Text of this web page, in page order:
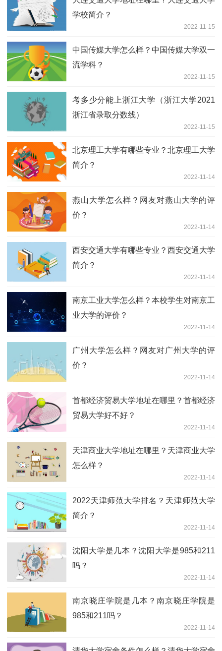
学校简介？
2022-11-15
中国传媒大学怎么样？中国传媒大学双一
流学科？
2022-11-15
考多少分能上浙江大学（浙江大学2021
浙江省录取分数线）
2022-11-15
北京理工大学有哪些专业？北京理工大学
简介？
2022-11-14
燕山大学怎么样？网友对燕山大学的评
价？
2022-11-14
西安交通大学有哪些专业？西安交通大学
简介？
2022-11-14
南京工业大学怎么样？本校学生对南京工
业大学的评价？
2022-11-14
广州大学怎么样？网友对广州大学的评
价？
2022-11-14
首都经济贸易大学地址在哪里？首都经济
贸易大学好不好？
2022-11-14
天津商业大学地址在哪里？天津商业大学
怎么样？
2022-11-14
2022天津师范大学排名？天津师范大学
简介？
2022-11-14
沈阳大学是几本？沈阳大学是985和211
吗？
2022-11-14
南京晓庄学院是几本？南京晓庄学院是
985和211吗？
2022-11-14